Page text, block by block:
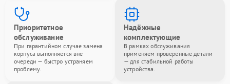
Приоритетное
обслуживание
При гарантийном случае замена
корпуса выполняется вне
очереди — быстро устраняем
проблему.
Надёжные
комплектующие
В рамках обслуживания
применяем проверенные детали
— для стабильной работы
устройства.